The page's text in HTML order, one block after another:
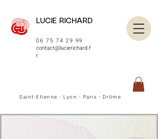
LUCIE RICHARD
06 75 74 29 99
contact@lucierichard.f
r
Saint-Etienne - Lyon - Paris - Drôme